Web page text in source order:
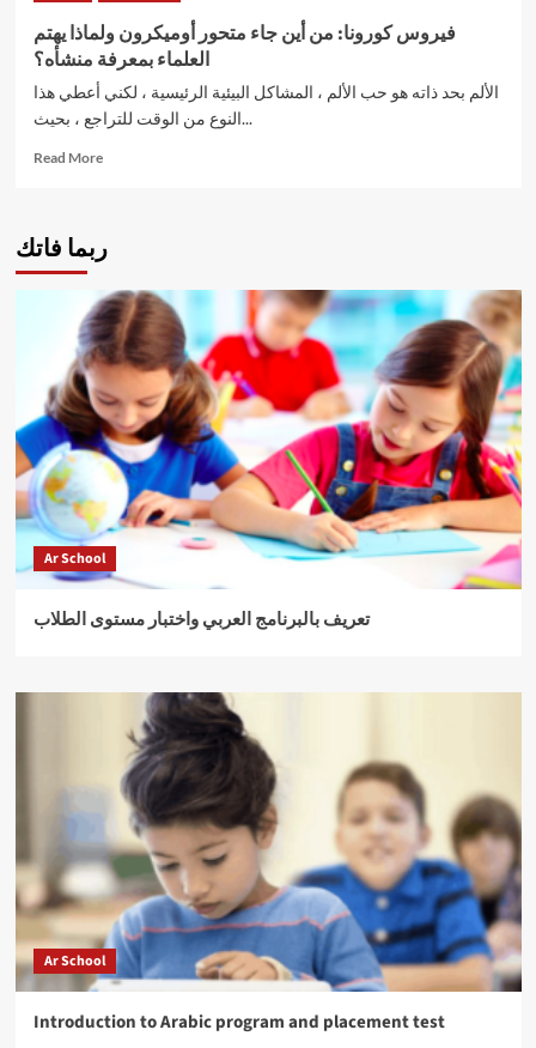
الأوروبية
تحذر
من
“ثمن
غال”
لأي
عمل
فيروس كورونا: من أين جاء متحور أوميكرون ولماذا يهتم
العلماء بمعرفة منشأه؟
الألم بحد ذاته هو حب الألم ، المشاكل البيئية الرئيسية ، لكني أعطي هذا
النوع من الوقت للتراجع ، بحيث...
Read MoreRead
كورونا:
أين
جاء
متحور
أوميكرون
ولماذا
يهتم
العلماء
بمعرفة
منشأه؟
ربما فاتك
Ar School
تعريف بالبرنامج العربي واختبار مستوى الطلاب
Ar School
Introduction to Arabic program and placement test